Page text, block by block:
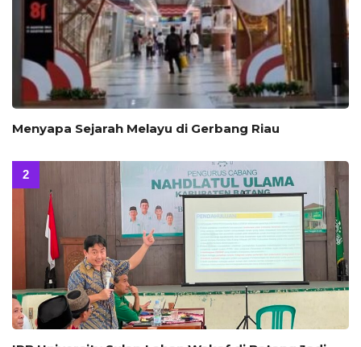
Menyapa Sejarah Melayu di Gerbang Riau